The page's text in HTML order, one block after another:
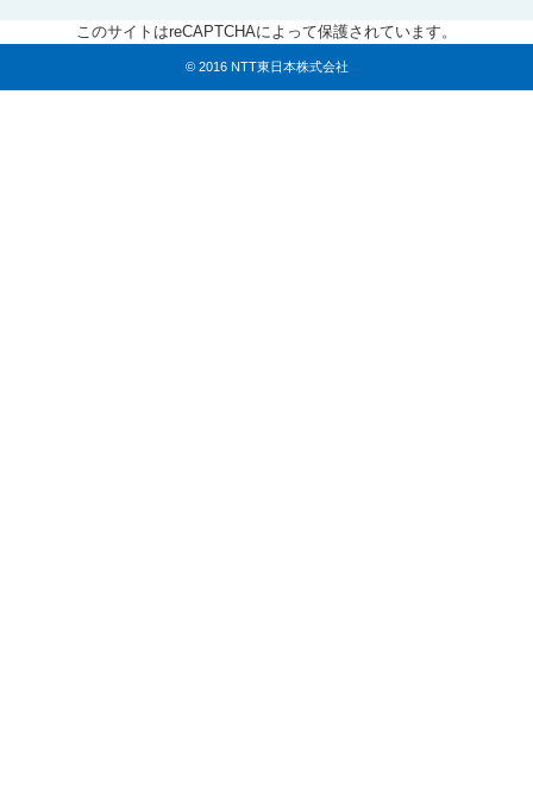
このサイトはreCAPTCHAによって保護されています。
© 2016 NTT東日本株式会社